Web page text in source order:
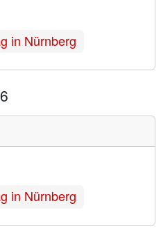
in Nürnberg
in Nürnberg